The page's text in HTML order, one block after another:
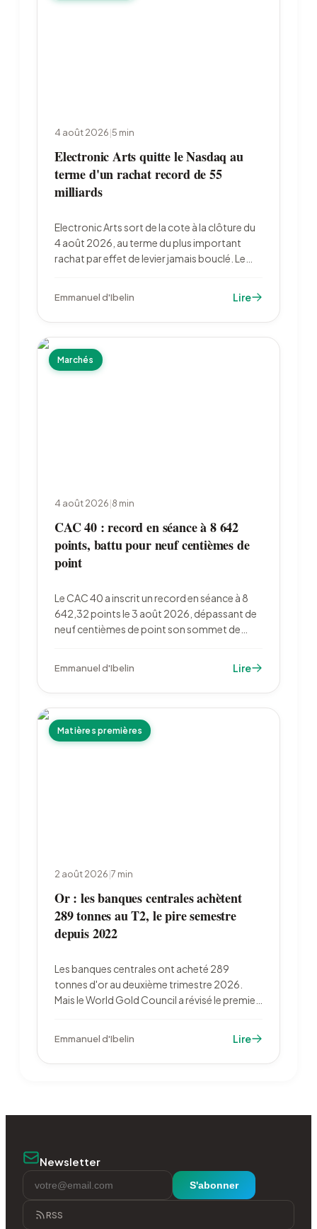
4 août 2026|5 min
Electronic Arts quitte le Nasdaq au
terme d'un rachat record de 55
milliards
Electronic Arts sort de la cote à la clôture du
4 août 2026, au terme du plus important
rachat par effet de levier jamais bouclé. Le
500 à Ferguson Enterprises.
Emmanuel d'Ibelin Lire
Marchés
4 août 2026|8 min
CAC 40 : record en séance à 8 642
points, battu pour neuf centièmes de
point
Le CAC 40 a inscrit un record en séance à 8
642,32 points le 3 août 2026, dépassant de
neuf centièmes de point son sommet de
l'indice, qui reste sous son record de clôture.
Emmanuel d'Ibelin Lire
Matières premières
2 août 2026|7 min
Or : les banques centrales achètent
289 tonnes au T2, le pire semestre
depuis 2022
Les banques centrales ont acheté 289
tonnes d'or au deuxième trimestre 2026.
Mais le World Gold Council a révisé le premier
cours reste 27 % sous son record de janvier.
Emmanuel d'Ibelin Lire
Newsletter
S'abonner
RSS